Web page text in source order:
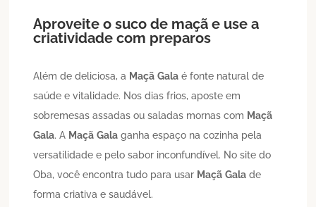
Aproveite o suco de maçã e use a
criatividade com preparos
Além de deliciosa, a Maçã Gala é fonte natural de
saúde e vitalidade. Nos dias frios, aposte em
sobremesas assadas ou saladas mornas com Maçã
Gala. A Maçã Gala ganha espaço na cozinha pela
versatilidade e pelo sabor inconfundível. No site do
Oba, você encontra tudo para usar Maçã Gala de
forma criativa e saudável.